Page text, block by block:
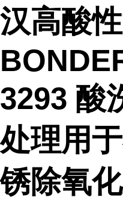
汉高酸
3293 酸
处理用
锈除氧